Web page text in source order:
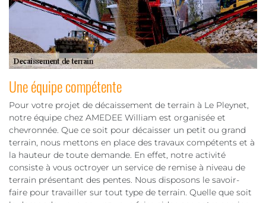
Une équipe compétente
Pour votre projet de décaissement de terrain à Le Pleynet,
notre équipe chez AMEDEE William est organisée et
chevronnée. Que ce soit pour décaisser un petit ou grand
terrain, nous mettons en place des travaux compétents et à
la hauteur de toute demande. En effet, notre activité
consiste à vous octroyer un service de remise à niveau de
terrain présentant des pentes. Nous disposons le savoir-
faire pour travailler sur tout type de terrain. Quelle que soit